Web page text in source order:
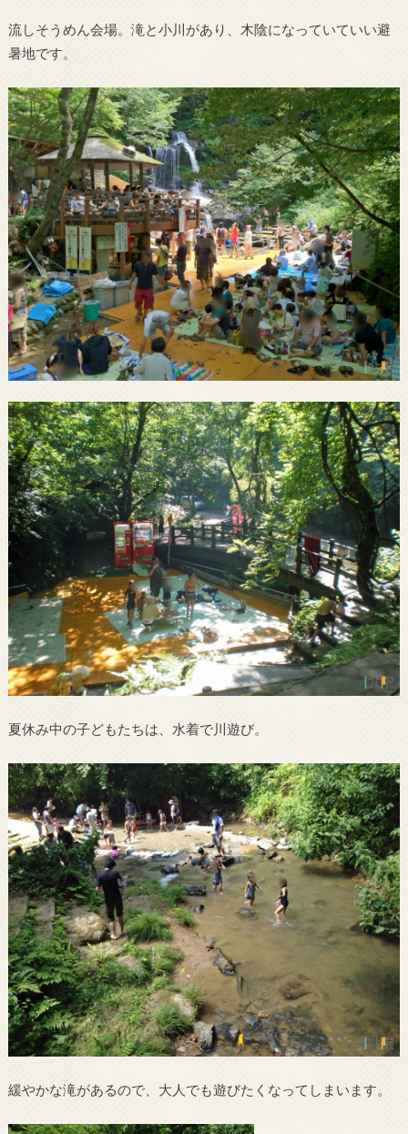
流しそうめん会場。滝と小川があり、木陰になっていていい避
暑地です。
夏休み中の子どもたちは、水着で川遊び。
緩やかな滝があるので、大人でも遊びたくなってしまいます。